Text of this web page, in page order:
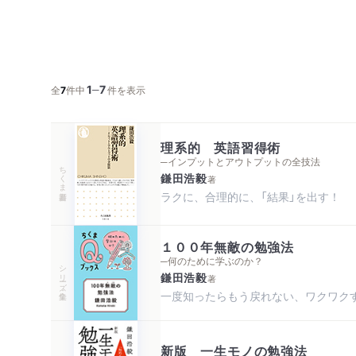
全7件中1─7件を表示
ちくま新書
理系的 英語習得術
─インプットとアウトプットの全技法
鎌田浩毅著
ラクに、合理的に、「結果」を出す！
シリーズ・全集
１００年無敵の勉強法
─何のために学ぶのか？
鎌田浩毅著
一度知ったらもう戻れない、ワクワク
新版 一生モノの勉強法